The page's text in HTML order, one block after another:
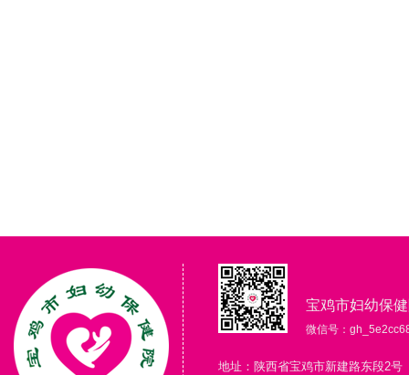
宝鸡市妇幼保
微信号：
地址：陕西省宝鸡市新建路东段2号